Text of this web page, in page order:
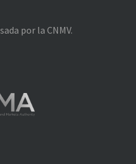
por la CNMV.